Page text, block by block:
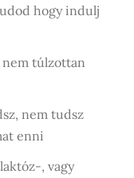
hogy indulj
nem túlzottan
nem tudsz
enni
, vagy